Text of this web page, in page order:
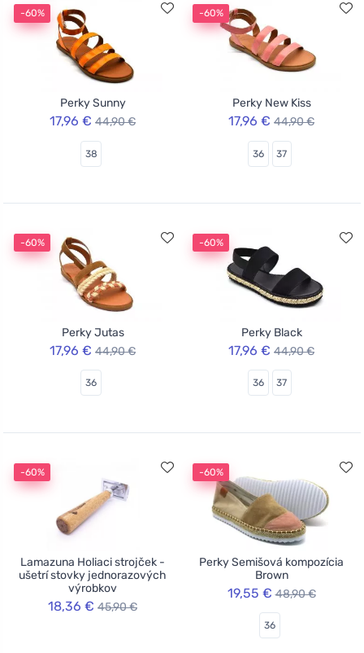
-60%
Perky Sunny
17,96 € 44,90 €
38
-60%
Perky New Kiss
17,96 € 44,90 €
36 37
-60%
Perky Jutas
17,96 € 44,90 €
36
-60%
Perky Black
17,96 € 44,90 €
36 37
-60%
Lamazuna Holiaci strojček -
ušetrí stovky jednorazových
výrobkov
18,36 € 45,90 €
-60%
Perky Semišová kompozícia
Brown
19,55 € 48,90 €
36